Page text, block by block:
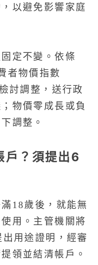
以避免影響家庭
定不變。依條
者物價指數
討調整，送行政
物價零成長或負
調整。
戶？須提出6
18歲後，就能無
用。主管機關將
用途證明，經審
領並結清帳戶。